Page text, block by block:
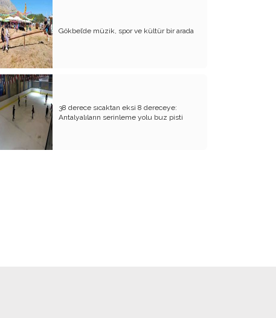
Sıcak, Sıcak Çok Sıcak !!
FİKRET OTYAM’IN ANISINA
BİZDE KAÇ ROWAN VAR ACABA?
SANA NE!!
KADIN CİNAYETLERİNE FARKLI BİR
BAKIŞ
SUYUMUZ ISINIYOR
Gökbel’de müzik, spor ve kültür bir arada
38 derece sıcaktan eksi 8 dereceye:
Antalyalıların serinleme yolu buz pisti